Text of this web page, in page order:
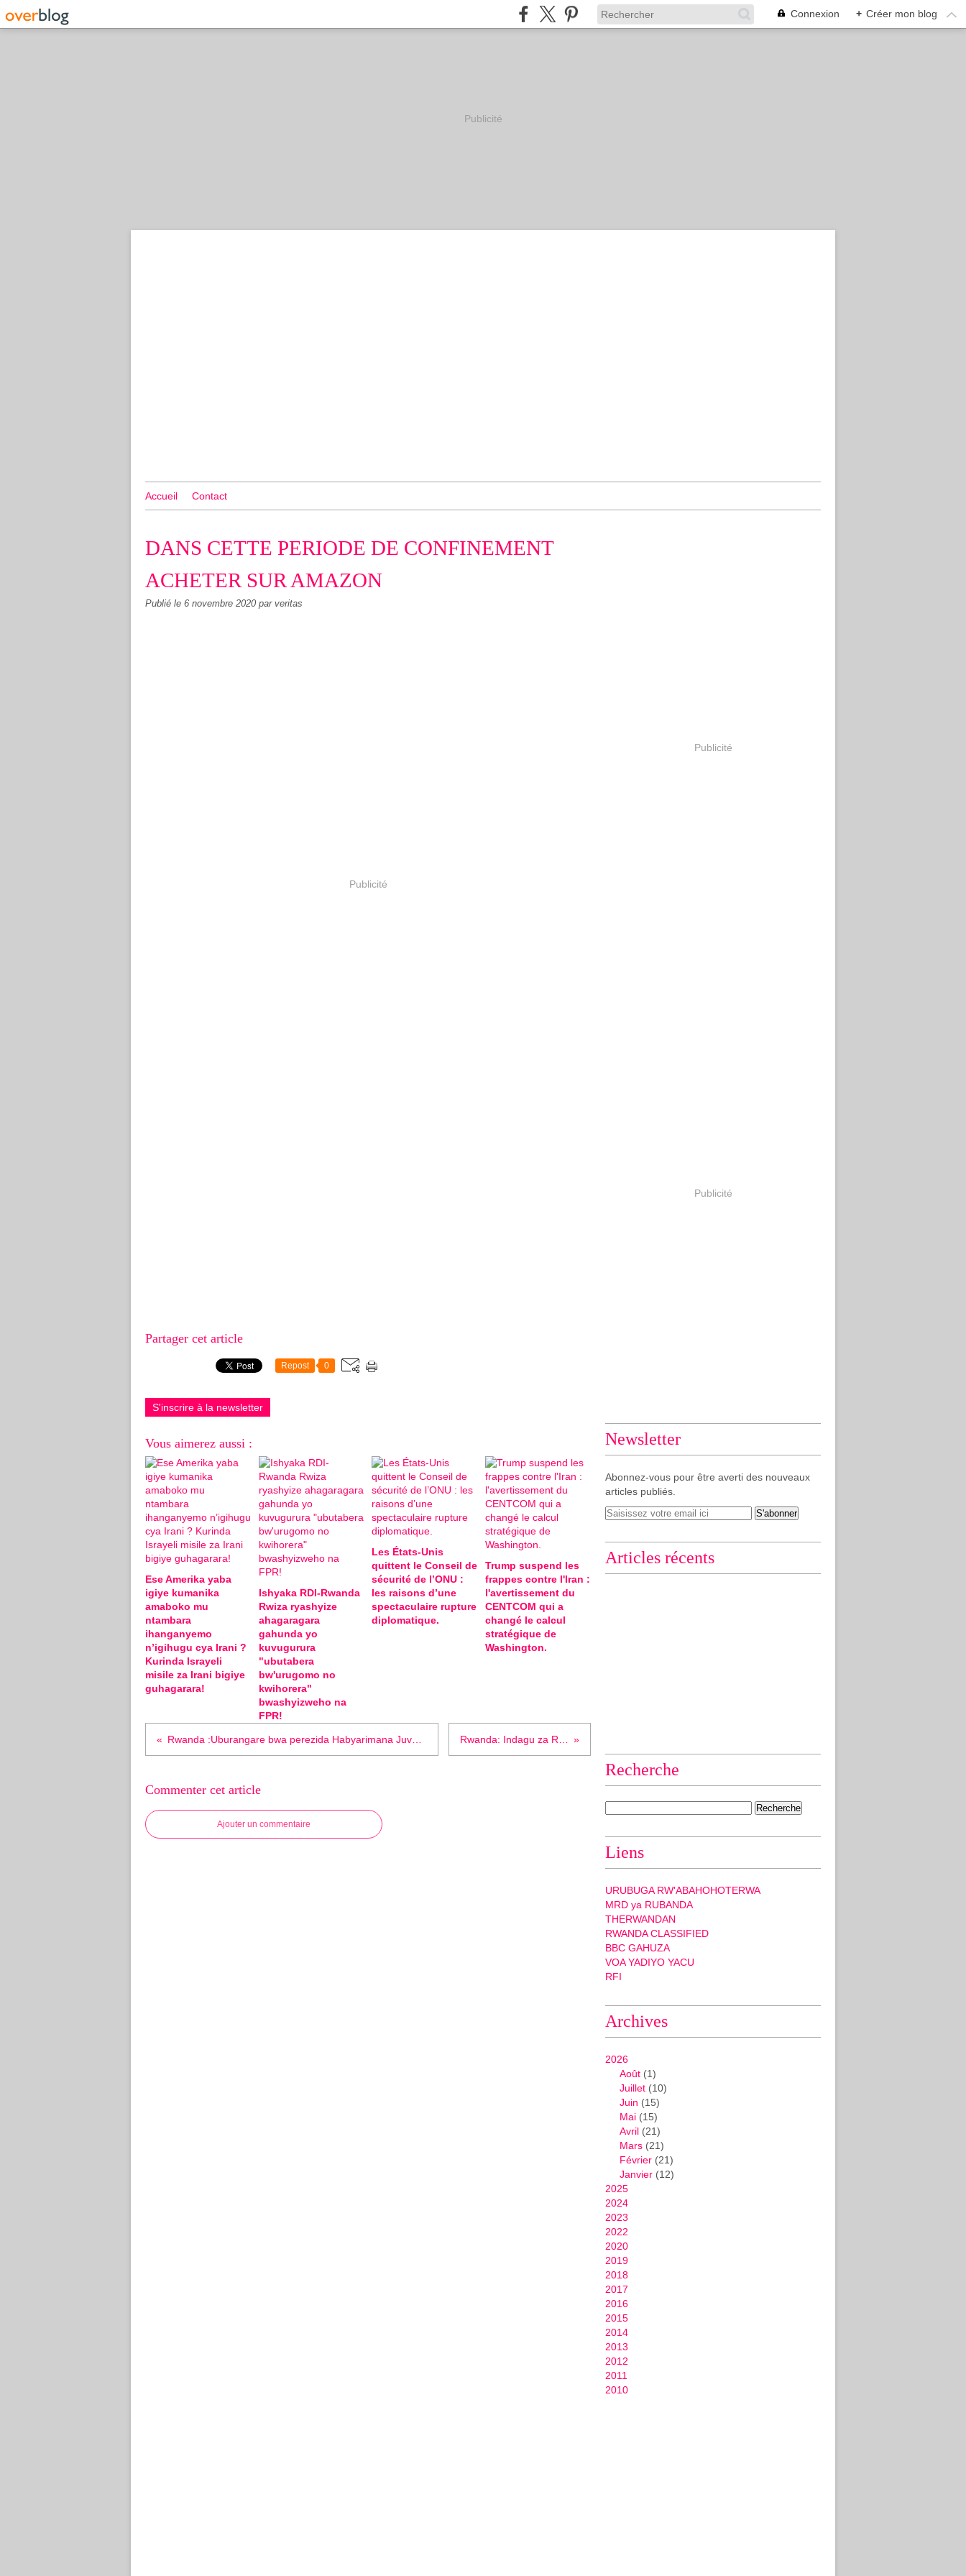
Connexion + Créer mon blog
Publicité
Accueil Contact
DANS CETTE PERIODE DE CONFINEMENT
ACHETER SUR AMAZON
Publié le 6 novembre 2020 par veritas
Publicité
Partager cet article
Repost 0
S'inscrire à la newsletter
Vous aimerez aussi :
Ese Amerika yaba
igiye kumanika
amaboko mu
ntambara
ihanganyemo
n’igihugu cya Irani ?
Kurinda Israyeli
misile za Irani bigiye
guhagarara!
Ishyaka RDI-Rwanda
Rwiza ryashyize
ahagaragara
gahunda yo
kuvugurura
"ubutabera
bw'urugomo no
kwihorera"
bwashyizweho na
FPR!
Les États-Unis
quittent le Conseil de
sécurité de l’ONU :
les raisons d’une
spectaculaire rupture
diplomatique.
Trump suspend les
frappes contre l'Iran :
l'avertissement du
CENTCOM qui a
changé le calcul
stratégique de
Washington.
Commenter cet article
Ajouter un commentaire
Publicité
Publicité
Newsletter
Abonnez-vous pour être averti des nouveaux
articles publiés.
Articles récents
Recherche
Liens
URUBUGA RW'ABAHOHOTERWA
MRD ya RUBANDA
THERWANDAN
RWANDA CLASSIFIED
BBC GAHUZA
VOA YADIYO YACU
RFI
Archives
2026
Août (1)
Juillet (10)
Juin (15)
Mai (15)
Avril (21)
Mars (21)
Février (21)
Janvier (12)
2025
2024
2023
2022
2020
2019
2018
2017
2016
2015
2014
2013
2012
2011
2010